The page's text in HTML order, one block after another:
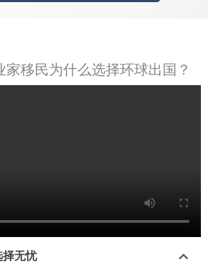
家移民为什么选择环球出国？
择无忧